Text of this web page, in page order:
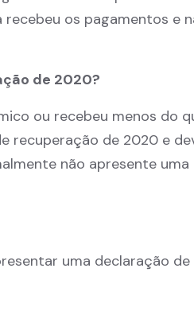
os pagamentos e
de 2020?
ou recebeu menos do
recuperação de 2020 e
não apresente uma
uma declaração de